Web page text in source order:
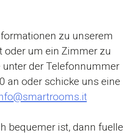
zu unserem
oder um ein Zimmer zu
unter der Telefonnummer
an oder schicke uns eine
bequemer ist, dann fuelle